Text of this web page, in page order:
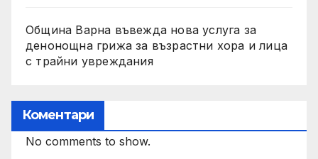
Община Варна въвежда нова услуга за
денонощна грижа за възрастни хора и лица
с трайни увреждания
Коментари
No comments to show.